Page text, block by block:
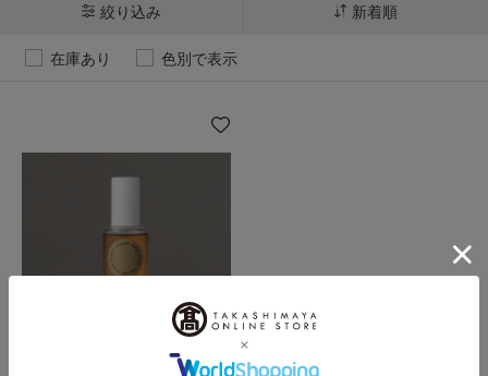
絞り込み 新着順
在庫あり 色別で表示